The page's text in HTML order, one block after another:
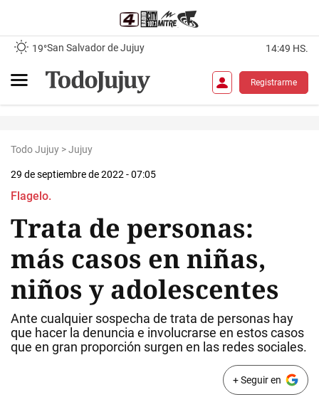
19°San Salvador de Jujuy 14:49 HS.
Registrarme
Todo Jujuy >Jujuy
29 de septiembre de 2022 - 07:05
Flagelo.
Trata de personas:
más casos en niñas,
niños y adolescentes
Ante cualquier sospecha de trata de personas hay
que hacer la denuncia e involucrarse en estos casos
que en gran proporción surgen en las redes sociales.
+ Seguir en